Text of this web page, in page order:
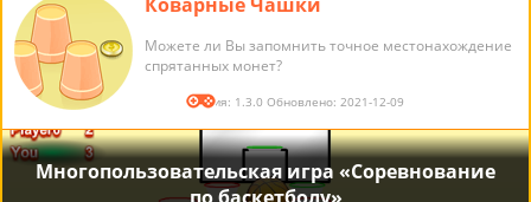
Можете ли Вы запомнить точное местонахождение
спрятанных монет?
Версия: 1.3.0 Обновлено: 2021-12-09